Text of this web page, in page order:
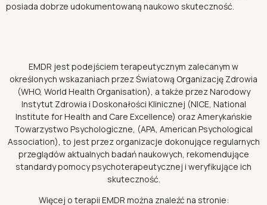
posiada dobrze udokumentowaną naukowo skuteczność.
EMDR jest podejściem terapeutycznym zalecanym w
określonych wskazaniach przez Światową Organizację Zdrowia
(WHO, World Health Organisation), a także przez Narodowy
Instytut Zdrowia i Doskonałości Klinicznej (NICE, National
Institute for Health and Care Excellence) oraz Amerykańskie
Towarzystwo Psychologiczne, (APA, American Psychological
Association), to jest przez organizacje dokonujące regularnych
przeglądów aktualnych badań naukowych, rekomendujące
standardy pomocy psychoterapeutycznej i weryfikujące ich
skuteczność.
Więcej o terapii EMDR można znaleźć na stronie: